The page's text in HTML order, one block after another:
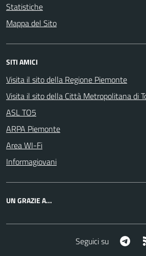
Statistiche
Mappa del Sito
SITI AMICI
Visita il sito della Regione Piemonte
Visita il sito della Città Metropolitana di
ASL TO5
ARPA Piemonte
Area WI-Fi
Informagiovani
UN GRAZIE A...
Seguici su